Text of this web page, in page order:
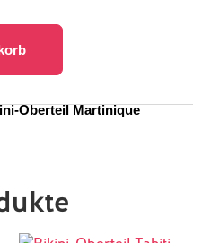
Oberteil Martinique